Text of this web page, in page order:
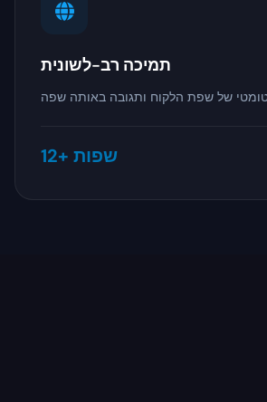
תמיכה רב-לשונית
12+ שפות